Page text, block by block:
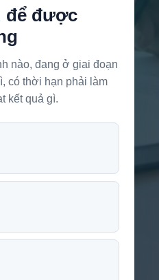
để được
nào, đang ở giai đoạn
có thời hạn phải làm
kết quả gì.